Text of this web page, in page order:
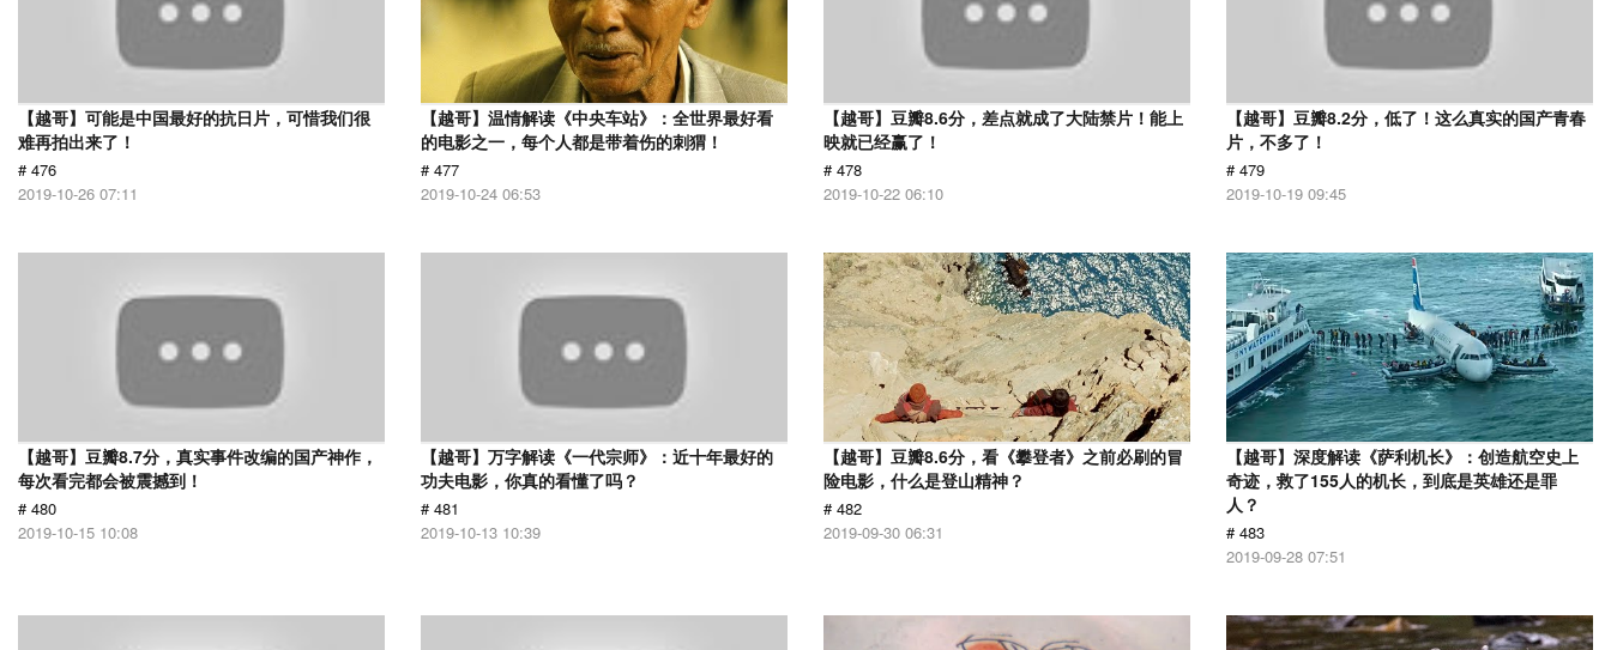
【越哥】可能是中国最好的抗日片，可惜我们很
难再拍出来了！
# 476
2019-10-26 07:11
【越哥】温情解读《中央车站》：全世界最好看
的电影之一，每个人都是带着伤的刺猬！
# 477
2019-10-24 06:53
【越哥】豆瓣8.6分，差点就成了大陆禁片！能上
映就已经赢了！
# 478
2019-10-22 06:10
【越哥】豆瓣8.2分，低了！这么真实的国产青春
片，不多了！
# 479
2019-10-19 09:45
【越哥】豆瓣8.7分，真实事件改编的国产神作，
每次看完都会被震撼到！
# 480
2019-10-15 10:08
【越哥】万字解读《一代宗师》：近十年最好的
功夫电影，你真的看懂了吗？
# 481
2019-10-13 10:39
【越哥】豆瓣8.6分，看《攀登者》之前必刷的冒
险电影，什么是登山精神？
# 482
2019-09-30 06:31
【越哥】深度解读《萨利机长》：创造航空史上
奇迹，救了155人的机长，到底是英雄还是罪
人？
# 483
2019-09-28 07:51